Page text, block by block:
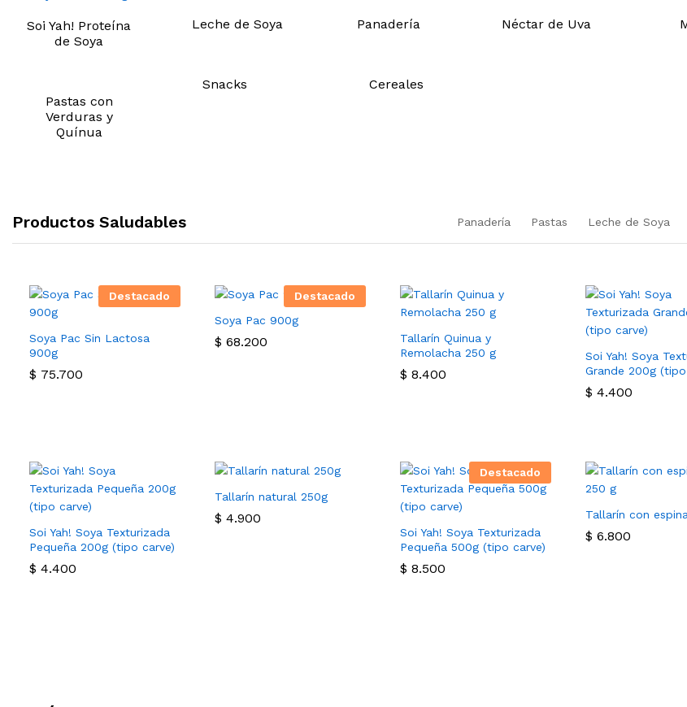
Soi Yah! Proteína
de Soya
Pastas con
Verduras y
Quínua
Leche de Soya
Snacks
Panadería
Cereales
Néctar de Uva
Productos Saludables Panadería Pastas Leche de Soya
Destacado
Soya Pac Sin Lactosa
900g
$ 75.700
Destacado
Soya Pac 900g
$ 68.200
Tallarín Quinua y
Remolacha 250 g
$ 8.400
Soi Yah! Soya
Grande 200g
$ 4.400
Soi Yah! Soya Texturizada
Pequeña 200g (tipo carve)
$ 4.400
Tallarín natural 250g
$ 4.900
Destacado
Soi Yah! Soya Texturizada
Pequeña 500g (tipo carve)
$ 8.500
Tallarín con
$ 6.800